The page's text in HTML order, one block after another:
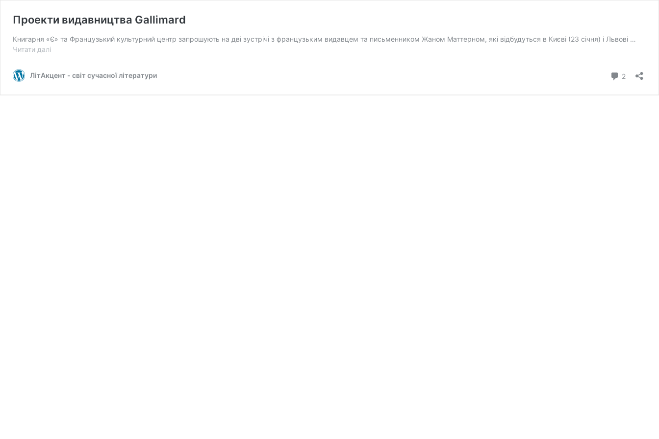
Проекти видавництва Gallimard
Книгарня «Є» та Французький культурний центр запрошують на дві зустрічі з французьким видавцем та письменником Жаном Маттерном, які відбудуться в Києві (23 січня) і Львові …
Читати даліПроекти
ЛітАкцент - світ сучасної літератури 2коментарі